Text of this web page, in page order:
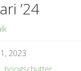
’24
2023